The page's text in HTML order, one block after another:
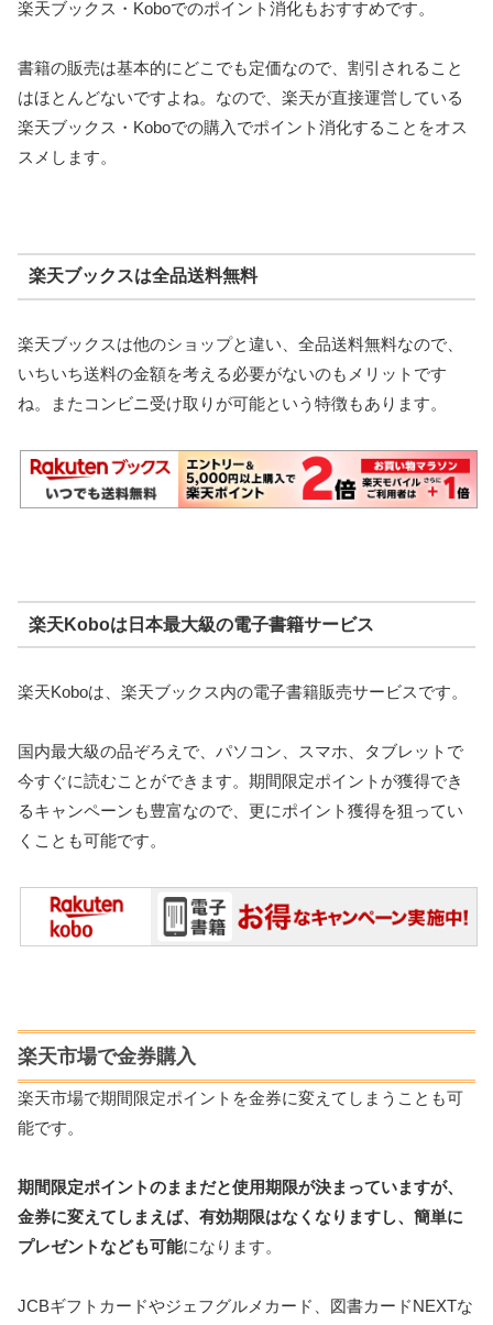
楽天ブックス・Koboでのポイント消化もおすすめです。
書籍の販売は基本的にどこでも定価なので、割引されること
はほとんどないですよね。なので、楽天が直接運営している
楽天ブックス・Koboでの購入でポイント消化することをオス
スメします。
楽天ブックスは全品送料無料
楽天ブックスは他のショップと違い、全品送料無料なので、
いちいち送料の金額を考える必要がないのもメリットです
ね。またコンビニ受け取りが可能という特徴もあります。
楽天Koboは日本最大級の電子書籍サービス
楽天Koboは、楽天ブックス内の電子書籍販売サービスです。
国内最大級の品ぞろえで、パソコン、スマホ、タブレットで
今すぐに読むことができます。期間限定ポイントが獲得でき
るキャンペーンも豊富なので、更にポイント獲得を狙ってい
くことも可能です。
楽天市場で金券購入
楽天市場で期間限定ポイントを金券に変えてしまうことも可
能です。
期間限定ポイントのままだと使用期限が決まっていますが、
金券に変えてしまえば、有効期限はなくなりますし、簡単に
プレゼントなども可能になります。
JCBギフトカードやジェフグルメカード、図書カードNEXTな